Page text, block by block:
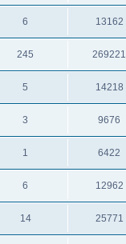
6 13162
245 269221
5 14218
3 9676
1 6422
6 12962
14 25771